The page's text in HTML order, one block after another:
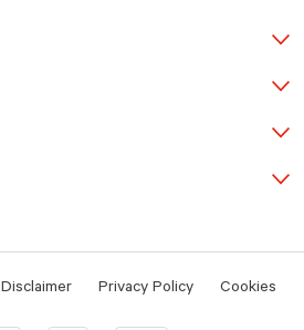
Disclaimer Privacy Policy Cookies